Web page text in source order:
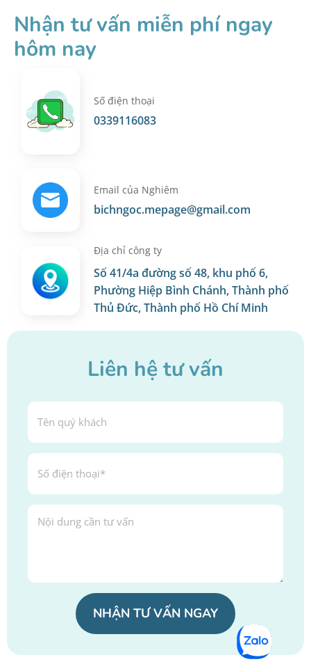
Nhận tư vấn miễn phí ngay
hôm nay
Số điện thoại
0339116083
Email của Nghiêm
bichngoc.mepage@gmail.com
Địa chỉ công ty
Số 41/4a đường số 48, khu phố 6,
Phường Hiệp Bình Chánh, Thành phố
Thủ Đức, Thành phố Hồ Chí Minh
Liên hệ tư vấn
NHẬN TƯ VẤN NGAY